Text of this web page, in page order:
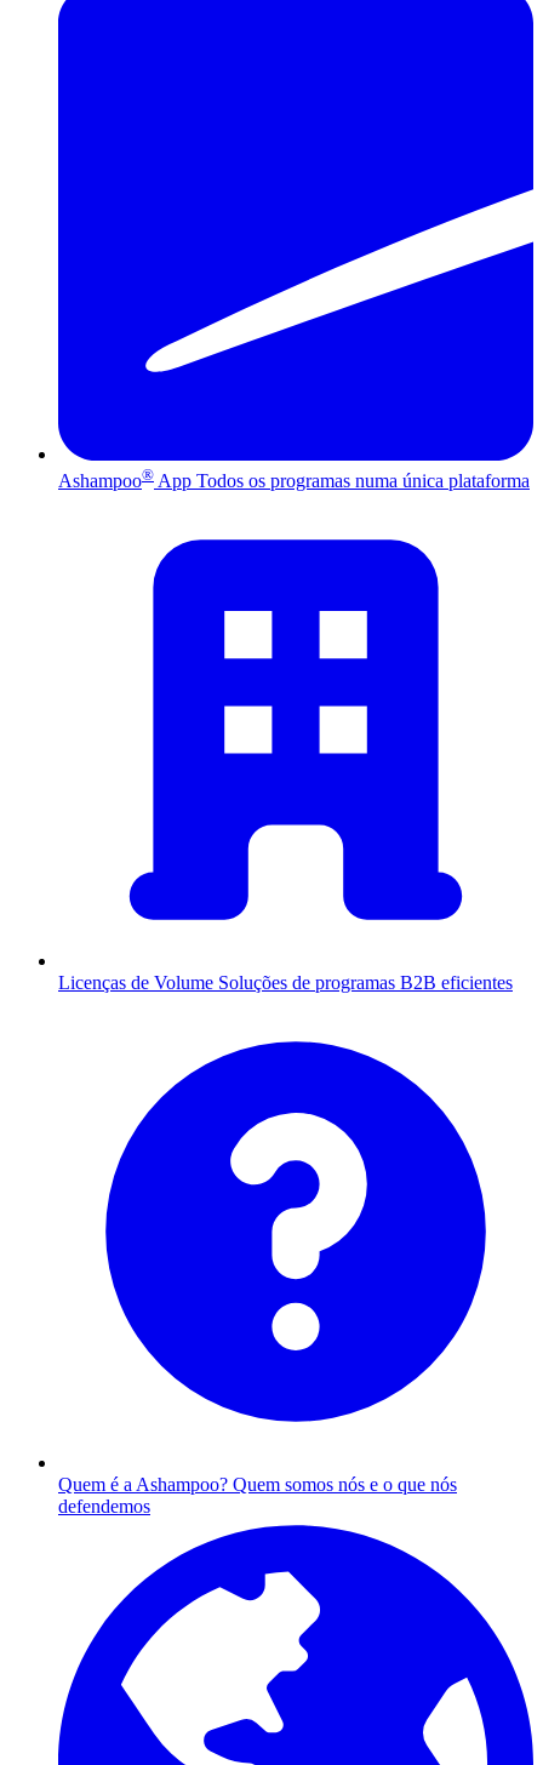
Ashampoo® App Todos os programas numa única plataforma
Licenças de Volume Soluções de programas B2B eficientes
Quem é a Ashampoo? Quem somos nós e o que nós
defendemos